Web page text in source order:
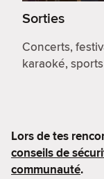
Sorties
Concerts,
karaoké, sports
Lors de tes
conseils de
communauté.